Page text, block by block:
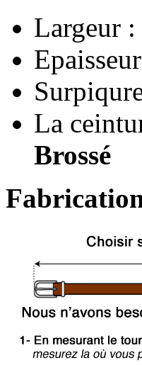
Largeur :
La
Brossé